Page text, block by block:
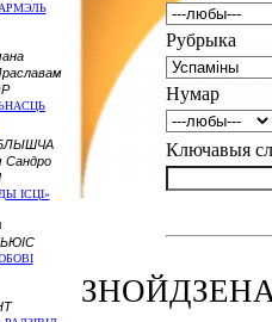
БЛЫШЧА
Сандро
ІСЦІ»
Рубрыка
Нумар
Ключавыя